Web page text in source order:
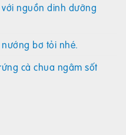
nguồn dinh dưỡng
bơ tỏi nhé.
cà chua ngâm sốt